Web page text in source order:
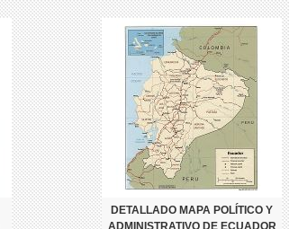
DETALLADO MAPA POLÍTICO Y
ADMINISTRATIVO DE ECUADOR